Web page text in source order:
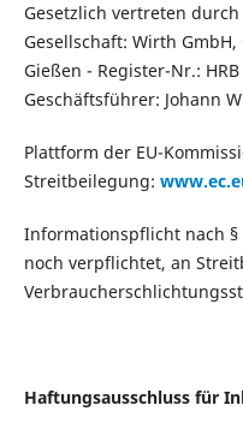
Gesetzlich vertreten
Gesellschaft: Wirth
Gießen - Register-Nr.:
Geschäftsführer: Johann
Plattform der EU-
Streitbeilegung:
Informationspflicht nach §
noch verpflichtet, an
Haftungsausschluss für